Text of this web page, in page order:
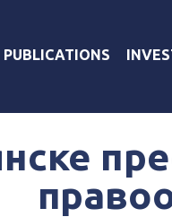
PUBLICATIONS